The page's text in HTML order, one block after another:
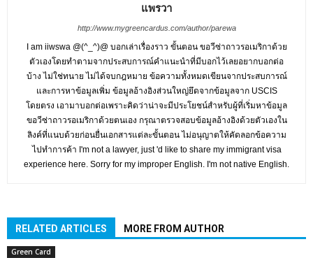
แพรวา
http://www.mygreencardus.com/author/parewa
I am iiwswa @(^_^)@ บอกเล่าเรื่องราว ขั้นตอน ขอวีซ่าถาวรอเมริกาด้วย
ตัวเองโดยทำตามจากประสบการณ์คำแนะนำที่มีบอกไว้เลยอยากบอกต่อ
บ้าง ไม่ใช่ทนาย ไม่ได้จบกฎหมาย ข้อความทั้งหมดเขียนจากประสบการณ์
และการหาข้อมูลเพิ่ม ข้อมูลอ้างอิงส่วนใหญ่ยึดจากข้อมูลจาก USCIS
โดยตรง เอามาบอกต่อเพราะคิดว่าน่าจะมีประโยชน์สำหรับผู้ที่เริ่มหาข้อมูล
ขอวีซ่าถาวรอเมริกาด้วยตนเอง กรุณาตรวจสอบข้อมูลอ้างอิงด้วยตัวเองใน
ลิงค์ที่แนบด้วยก่อนยื่นเอกสารแต่ละขั้นตอน ไม่อนุญาตให้คัดลอกข้อความ
ไปทำการค้า I'm not a lawyer, just 'd like to share my immigrant visa
experience here. Sorry for my improper English. I'm not native English.
RELATED ARTICLES MORE FROM AUTHOR
Green Card